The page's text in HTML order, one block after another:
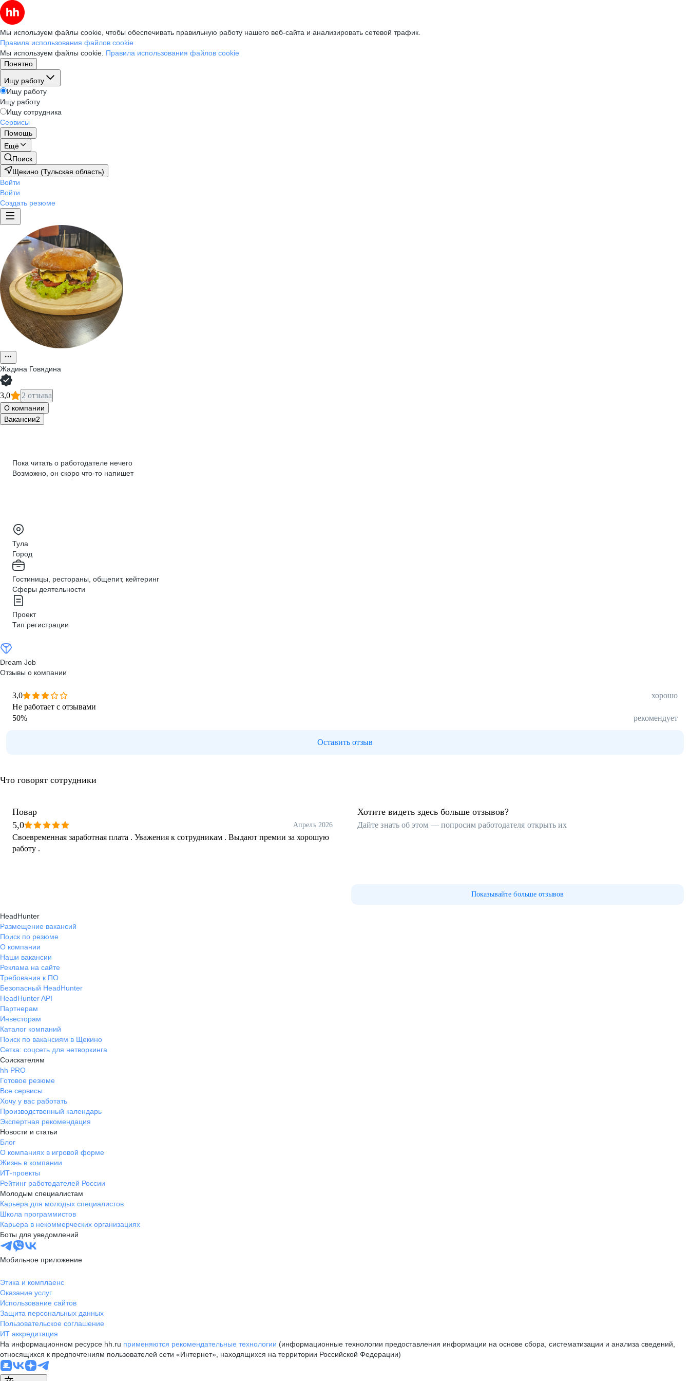
Мы используем файлы cookie, чтобы обеспечивать правильную работу нашего веб-сайта и анализировать сетевой трафик.
Правила использования файлов cookie
Мы используем файлы cookie. Правила использования файлов cookie
Понятно
Ищу работу
Ищу работу
Ищу работу
Ищу сотрудника
Сервисы
Помощь
Ещё
Поиск
Щекино (Тульская область)
Войти
Войти
Создать резюме
Жадина Говядина
3,0 2 отзыва
О компании
Вакансии2
Пока читать о работодателе нечего
Возможно, он скоро что‑то напишет
Тула
Город
Гостиницы, рестораны, общепит, кейтеринг
Сферы деятельности
Проект
Тип регистрации
Dream Job
Отзывы о компании
3,0
хорошо
Не работает с отзывами
50% рекомендует
Оставить отзыв
Что говорят сотрудники
Повар
5,0
Апрель 2026
Своевременная заработная плата . Уважения к сотрудникам . Выдают премии за хорошую
работу .
Хотите видеть здесь больше отзывов?
Дайте знать об этом — попросим работодателя открыть их
Показывайте больше отзывов
HeadHunter
Размещение вакансий
Поиск по резюме
О компании
Наши вакансии
Реклама на сайте
Требования к ПО
Безопасный HeadHunter
HeadHunter API
Партнерам
Инвесторам
Каталог компаний
Поиск по вакансиям в Щекино
Сетка: соцсеть для нетворкинга
Соискателям
hh PRO
Готовое резюме
Все сервисы
Хочу у вас работать
Производственный календарь
Экспертная рекомендация
Новости и статьи
Блог
О компаниях в игровой форме
Жизнь в компании
ИТ-проекты
Рейтинг работодателей России
Молодым специалистам
Карьера для молодых специалистов
Школа программистов
Карьера в некоммерческих организациях
Боты для уведомлений
Мобильное приложение
Этика и комплаенс
Оказание услуг
Использование сайтов
Защита персональных данных
Пользовательское соглашение
ИТ аккредитация
На информационном ресурсе hh.ru применяются рекомендательные технологии (информационные технологии предоставления информации на основе сбора, систематизации и анализа сведений,
относящихся к предпочтениям пользователей сети «Интернет», находящихся на территории Российской Федерации)